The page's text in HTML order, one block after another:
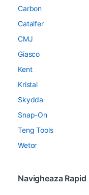
Carbon
Catalfer
CMJ
Giasco
Kent
Kristal
Skydda
Snap-On
Teng Tools
Wetor
Navigheaza Rapid